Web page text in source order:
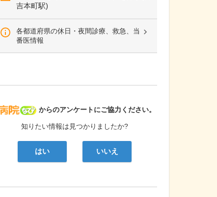
吉本町駅)
各都道府県の休日・夜間診療、救急、当
番医情報
病院なび
からのアンケートにご協力ください。
知りたい情報は見つかりましたか?
はい いいえ